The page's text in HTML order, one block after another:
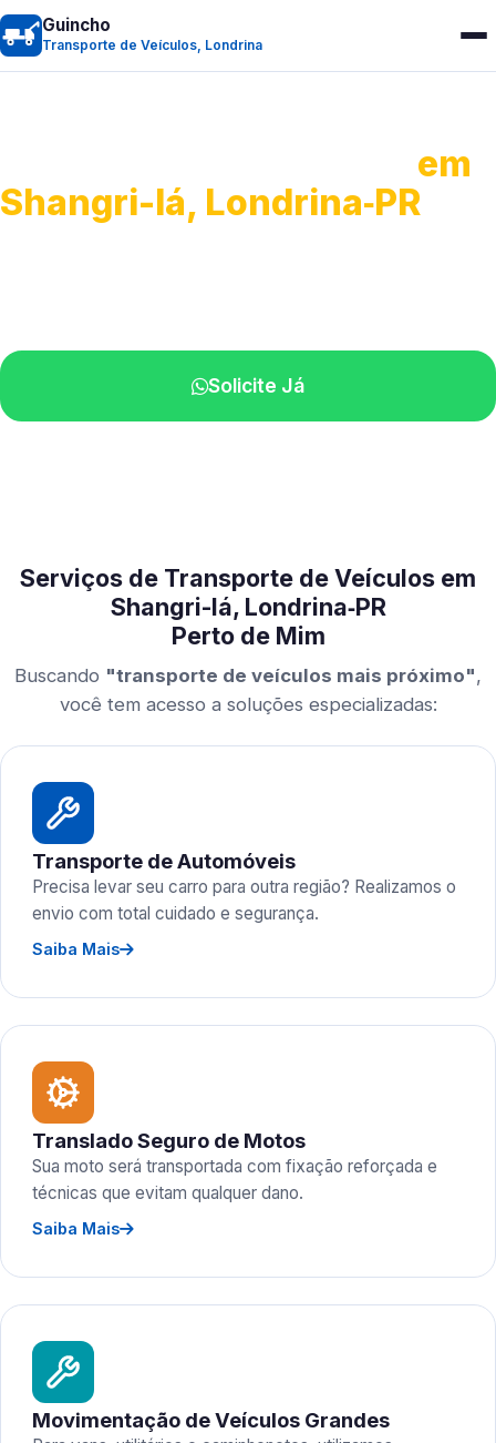
Guincho
Transporte de Veículos, Londrina
em
Shangri-lá, Londrina‑PR
Solicite Já
Serviços de Transporte de Veículos em
Shangri-lá, Londrina‑PR
Perto de Mim
Buscando "transporte de veículos mais próximo",
você tem acesso a soluções especializadas:
Transporte de Automóveis
Precisa levar seu carro para outra região? Realizamos o
envio com total cuidado e segurança.
Saiba Mais
Translado Seguro de Motos
Sua moto será transportada com fixação reforçada e
técnicas que evitam qualquer dano.
Saiba Mais
Movimentação de Veículos Grandes